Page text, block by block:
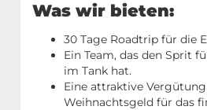
Was wir bieten:
30 Tage Roadtrip für die
Ein Team, das den Sprit
im Tank hat.
Eine attraktive
Weihnachtsgeld für das